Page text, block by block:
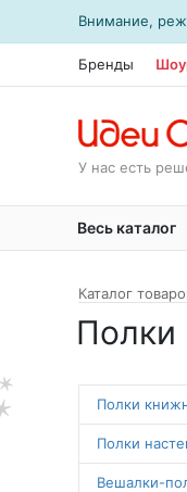
Внимание,
Бренды
У нас есть
Весь каталог
Каталог
Полки
Полки
Полки
Вешалки-